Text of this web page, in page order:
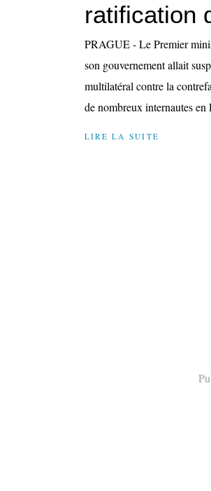
ratification
PRAGUE - Le Premier
son gouvernement allait
multilatéral contre la
de nombreux internautes en
LIRE LA SUITE